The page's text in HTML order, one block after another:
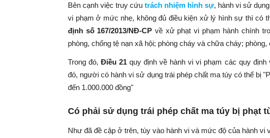
Bên cạnh việc truy cứu trách nhiệm hình sự, hành vi sử
vi phạm ở mức nhẹ, không đủ điều kiện xử lý hình sự thì có
định số 167/2013/NĐ-CP về xửphạt vi phạm hành chính
phòng, chống tệ nạn xã hội; phòng cháy và chữa cháy;
Trong đó,Điều 21quy định về hành vi vi phạm các quy
đó, người có hành vi sử dụng trái phép chất ma túy có thể bị
đến 1.000.000 đồng"
Có phải sử dụng trái phép chất ma túy bị phạt
Như đã đề cập ở trên, tùy vào hành vi và mức độ của hành vi